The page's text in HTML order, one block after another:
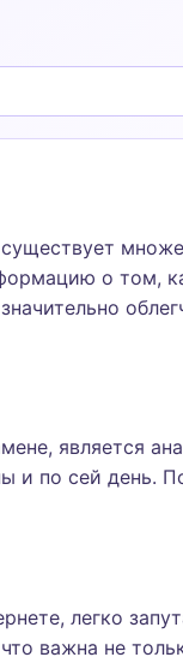
о том,
является
и по сей
легко
важна не